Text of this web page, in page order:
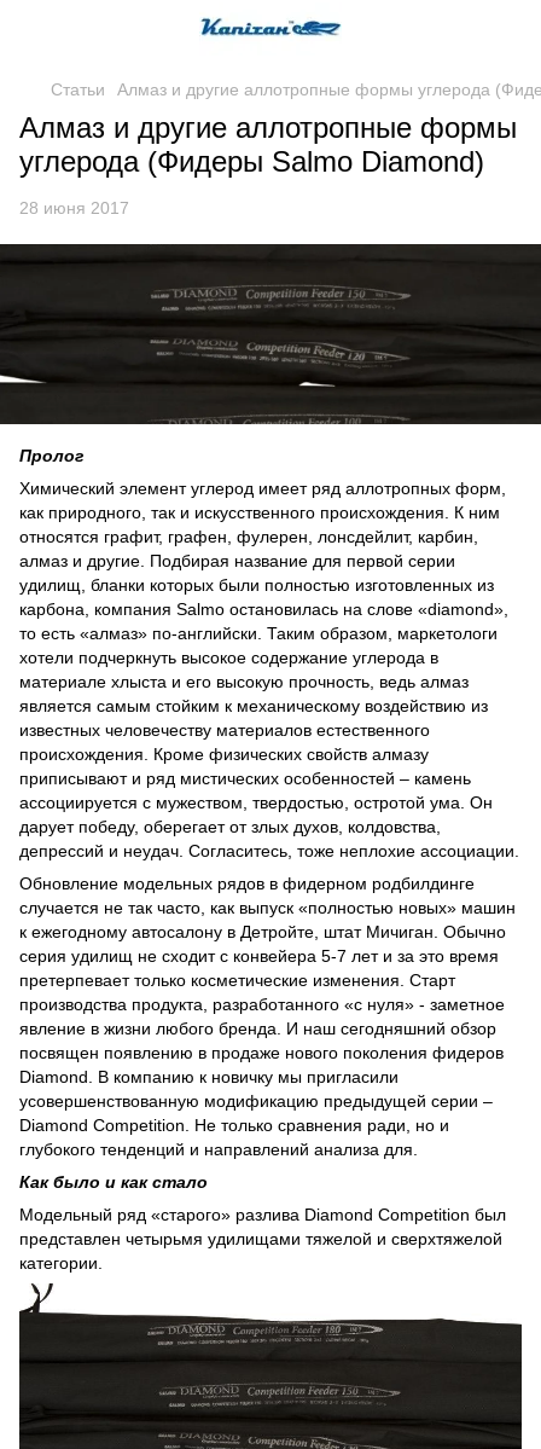
Статьи Алмаз и другие аллотропные формы углерода
Алмаз и другие аллотропные формы
углерода (Фидеры Salmo Diamond)
28 июня 2017
Пролог
Химический элемент углерод имеет ряд аллотропных форм,
как природного, так и искусственного происхождения. К ним
относятся графит, графен, фулерен, лонсдейлит, карбин,
алмаз и другие. Подбирая название для первой серии
удилищ, бланки которых были полностью изготовленных из
карбона, компания Salmo остановилась на слове «diamond»,
то есть «алмаз» по-английски. Таким образом, маркетологи
хотели подчеркнуть высокое содержание углерода в
материале хлыста и его высокую прочность, ведь алмаз
является самым стойким к механическому воздействию из
известных человечеству материалов естественного
происхождения. Кроме физических свойств алмазу
приписывают и ряд мистических особенностей – камень
ассоциируется с мужеством, твердостью, остротой ума. Он
дарует победу, оберегает от злых духов, колдовства,
депрессий и неудач. Согласитесь, тоже неплохие ассоциации.
Обновление модельных рядов в фидерном родбилдинге
случается не так часто, как выпуск «полностью новых» машин
к ежегодному автосалону в Детройте, штат Мичиган. Обычно
серия удилищ не сходит с конвейера 5-7 лет и за это время
претерпевает только косметические изменения. Старт
производства продукта, разработанного «с нуля» - заметное
явление в жизни любого бренда. И наш сегодняшний обзор
посвящен появлению в продаже нового поколения фидеров
Diamond. В компанию к новичку мы пригласили
усовершенствованную модификацию предыдущей серии –
Diamond Competition. Не только сравнения ради, но и
глубокого тенденций и направлений анализа для.
Как было и как стало
Модельный ряд «старого» разлива Diamond Competition был
представлен четырьмя удилищами тяжелой и сверхтяжелой
категории.